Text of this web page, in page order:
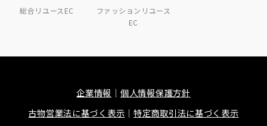
総合リユースEC
ファッションリユース
EC
企業情報
個人情報保護方針
古物営業法に基づく表示
特定商取引法に基づく表示